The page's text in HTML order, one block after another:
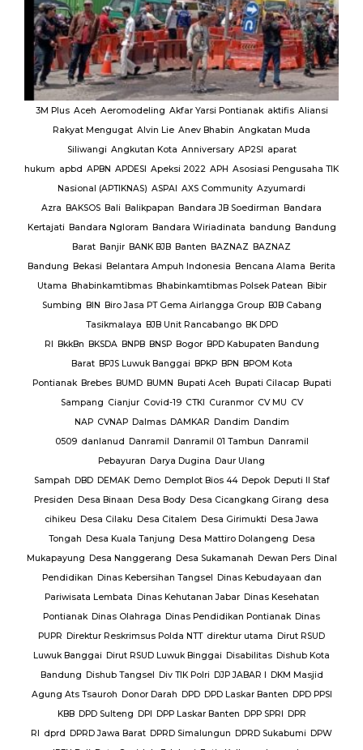
3M Plus Aceh Aeromodeling Akfar Yarsi Pontianak aktifis Aliansi
Rakyat Mengugat Alvin Lie Anev Bhabin Angkatan Muda
Siliwangi Angkutan Kota Anniversary AP2SI aparat
hukum apbd APBN APDESI Apeksi 2022 APH Asosiasi Pengusaha TIK
Nasional (APTIKNAS) ASPAI AXS Community Azyumardi
Azra BAKSOS Bali Balikpapan Bandara JB Soedirman Bandara
Kertajati Bandara Ngloram Bandara Wiriadinata bandung Bandung
Barat Banjir BANK BJB Banten BAZNAZ BAZNAZ
Bandung Bekasi Belantara Ampuh Indonesia Bencana Alama Berita
Utama Bhabinkamtibmas Bhabinkamtibmas Polsek Patean Bibir
Sumbing BIN Biro Jasa PT Gema Airlangga Group BJB Cabang
Tasikmalaya BJB Unit Rancabango BK DPD
RI BkkBn BKSDA BNPB BNSP Bogor BPD Kabupaten Bandung
Barat BPJS Luwuk Banggai BPKP BPN BPOM Kota
Pontianak Brebes BUMD BUMN Bupati Aceh Bupati Cilacap Bupati
Sampang Cianjur Covid-19 CTKI Curanmor CV MU CV
NAP CVNAP Dalmas DAMKAR Dandim Dandim
0509 danlanud Danramil Danramil 01 Tambun Danramil
Pebayuran Darya Dugina Daur Ulang
Sampah DBD DEMAK Demo Demplot Bios 44 Depok Deputi II Staf
Presiden Desa Binaan Desa Body Desa Cicangkang Girang desa
cihikeu Desa Cilaku Desa Citalem Desa Girimukti Desa Jawa
Tongah Desa Kuala Tanjung Desa Mattiro Dolangeng Desa
Mukapayung Desa Nanggerang Desa Sukamanah Dewan Pers Dinal
Pendidikan Dinas Kebersihan Tangsel Dinas Kebudayaan dan
Pariwisata Lembata Dinas Kehutanan Jabar Dinas Kesehatan
Pontianak Dinas Olahraga Dinas Pendidikan Pontianak Dinas
PUPR Direktur Reskrimsus Polda NTT direktur utama Dirut RSUD
Luwuk Banggai Dirut RSUD Luwuk Binggai Disabilitas Dishub Kota
Bandung Dishub Tangsel Div TIK Polri DJP JABAR I DKM Masjid
Agung Ats Tsauroh Donor Darah DPD DPD Laskar Banten DPD PPSI
KBB DPD Sulteng DPI DPP Laskar Banten DPP SPRI DPR
RI dprd DPRD Jawa Barat DPRD Simalungun DPRD Sukabumi DPW